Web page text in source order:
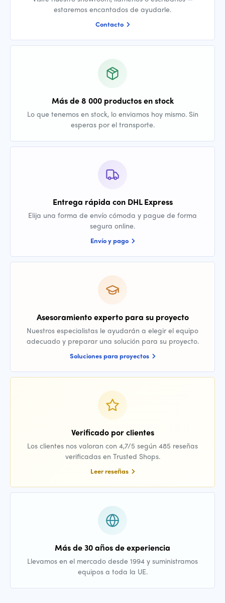
estaremos encantados de ayudarle.
Contacto
Más de 8 000 productos en stock
Lo que tenemos en stock, lo enviamos hoy mismo. Sin
esperas por el transporte.
Entrega rápida con DHL Express
Elija una forma de envío cómoda y pague de forma
segura online.
Envío y pago
Asesoramiento experto para su proyecto
Nuestros especialistas le ayudarán a elegir el equipo
adecuado y preparar una solución para su proyecto.
Soluciones para proyectos
Verificado por clientes
Los clientes nos valoran con 4,7/5 según 485 reseñas
verificadas en Trusted Shops.
Leer reseñas
Más de 30 años de experiencia
Llevamos en el mercado desde 1994 y suministramos
equipos a toda la UE.